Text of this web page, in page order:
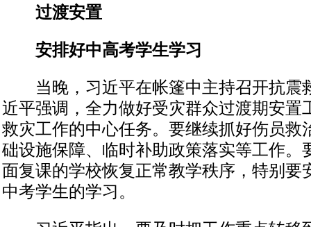
过渡安置
安排好中高考学生学习
当晚，习近平在帐篷中主持召开抗震
近平强调，全力做好受灾群众过渡期安置
救灾工作的中心任务。要继续抓好伤员救
础设施保障、临时补助政策落实等工作。
面复课的学校恢复正常教学秩序，特别要
中考学生的学习。